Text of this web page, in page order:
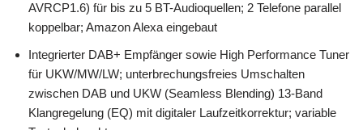
AVRCP1.6) für bis zu 5 BT-Audioquellen; 2 Telefone parallel
koppelbar; Amazon Alexa eingebaut
Integrierter DAB+ Empfänger sowie High Performance Tuner
für UKW/MW/LW; unterbrechungsfreies Umschalten
zwischen DAB und UKW (Seamless Blending) 13-Band
Klangregelung (EQ) mit digitaler Laufzeitkorrektur; variable